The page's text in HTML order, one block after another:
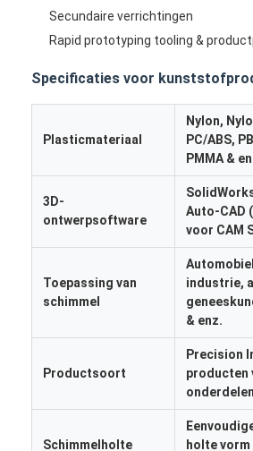
Fabrieksreis
Contacteer ons
Ga Nu Praten.
Injectie het Vormen de Diensten
De plastic Injectie het Vormen
Het dubbele Geschotene Injectie
precisieinjectie het vormen
Secundaire verrichtingen
Rapid prototyping tooling &
Specificaties voor
Plasticmateriaal
Nylon,
PC/ABS,
PMMA &
3D-
ontwerpsoftware
Auto-CAD
voor CAM
Toepassing van
schimmel
industrie,
& enz.
Productsoort
Precision
producten
onderdelen
Schimmelholte
holte vorm